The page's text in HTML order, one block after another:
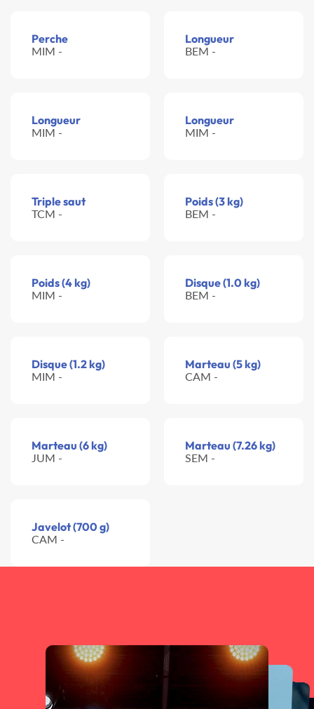
Perche
MIM -
Longueur
BEM -
Longueur
MIM -
Longueur
MIM -
Triple saut
TCM -
Poids (3 kg)
BEM -
Poids (4 kg)
MIM -
Disque (1.0 kg)
BEM -
Disque (1.2 kg)
MIM -
Marteau (5 kg)
CAM -
Marteau (6 kg)
JUM -
Marteau (7.26 kg)
SEM -
Javelot (700 g)
CAM -